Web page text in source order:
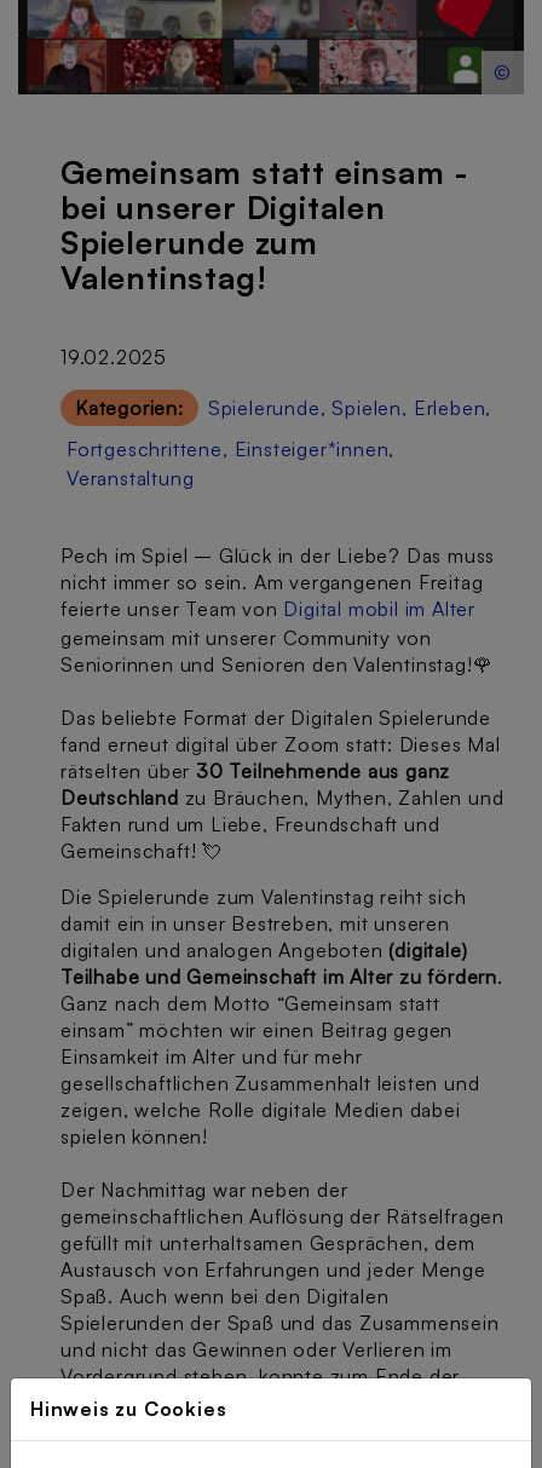
©
Gemeinsam statt einsam -
bei unserer Digitalen
Spielerunde zum
Valentinstag!
19.02.2025
Kategorien: Spielerunde, Spielen, Erleben,
Fortgeschrittene, Einsteiger*innen,
Veranstaltung
Pech im Spiel – Glück in der Liebe? Das muss
nicht immer so sein. Am vergangenen Freitag
feierte unser Team von Digital mobil im Alter
gemeinsam mit unserer Community von
Seniorinnen und Senioren den Valentinstag!🌹
Das beliebte Format der Digitalen Spielerunde
fand erneut digital über Zoom statt: Dieses Mal
rätselten über 30 Teilnehmende aus ganz
Deutschland zu Bräuchen, Mythen, Zahlen und
Fakten rund um Liebe, Freundschaft und
Gemeinschaft! 💘
Die Spielerunde zum Valentinstag reiht sich
damit ein in unser Bestreben, mit unseren
digitalen und analogen Angeboten (digitale)
Teilhabe und Gemeinschaft im Alter zu fördern.
Ganz nach dem Motto “Gemeinsam statt
einsam” möchten wir einen Beitrag gegen
Einsamkeit im Alter und für mehr
gesellschaftlichen Zusammenhalt leisten und
zeigen, welche Rolle digitale Medien dabei
spielen können!
Der Nachmittag war neben der
gemeinschaftlichen Auflösung der Rätselfragen
gefüllt mit unterhaltsamen Gesprächen, dem
Austausch von Erfahrungen und jeder Menge
Spaß. Auch wenn bei den Digitalen
Spielerunden der Spaß und das Zusammensein
und nicht das Gewinnen oder Verlieren im
Vordergrund stehen, konnte zum Ende der
Veranstaltung eine extra Portion Glück nicht
Hinweis zu Cookies